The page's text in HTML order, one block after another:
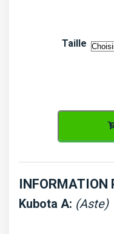
Taille
INFORMATION
Kubota A: (Aste)